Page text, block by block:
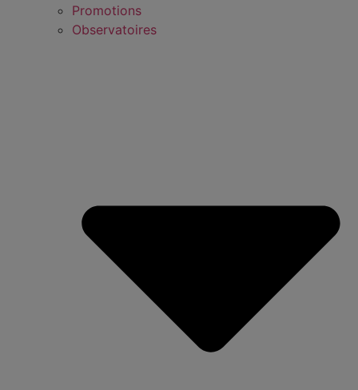
Promotions
Observatoires